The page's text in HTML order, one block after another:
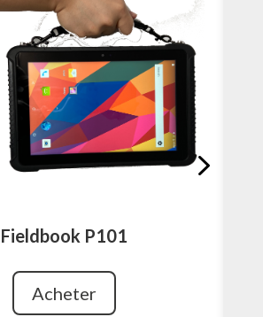
Fieldbook P101
Acheter